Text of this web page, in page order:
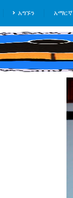
አግኙን አማርኛ